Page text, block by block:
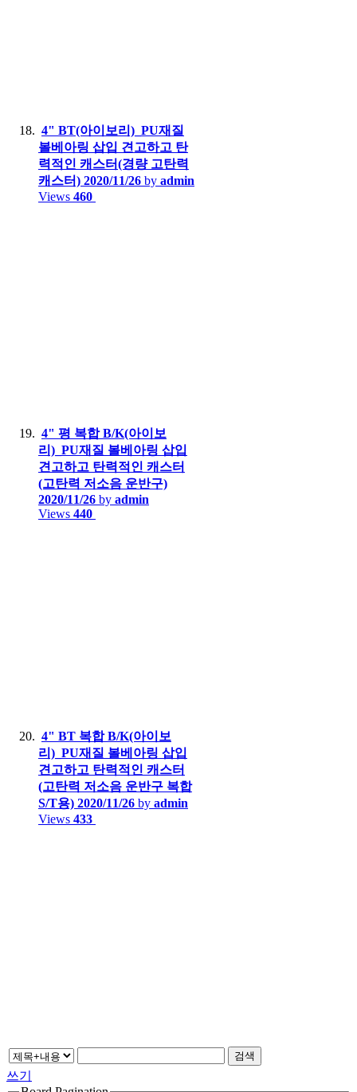
4" BT(아이보리)_PU재질
볼베아링 삽입 견고하고 탄
력적인 캐스터(경량 고탄력
캐스터) 2020/11/26 by admin
Views 460
4" 평 복합 B/K(아이보
리)_PU재질 볼베아링 삽입
견고하고 탄력적인 캐스터
(고탄력 저소음 운반구)
2020/11/26 by admin
Views 440
4" BT 복합 B/K(아이보
리)_PU재질 볼베아링 삽입
견고하고 탄력적인 캐스터
(고탄력 저소음 운반구 복합
S/T용) 2020/11/26 by admin
Views 433
검색
쓰기